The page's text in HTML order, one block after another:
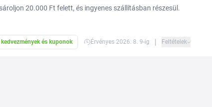
20.000 Ft felett, és ingyenes szállításban részesül.
kedvezmények és kuponok Érvényes 2026. 8. 9-ig | Feltételek